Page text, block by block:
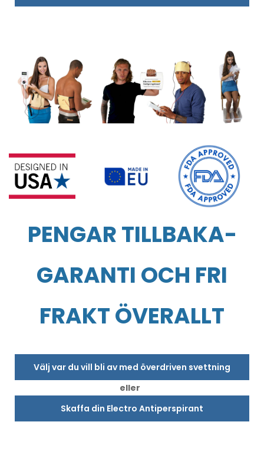
PENGAR TILLBAKA-
GARANTI OCH FRI
FRAKT ÖVERALLT
Välj var du vill bli av med överdriven svettning
eller
Skaffa din Electro Antiperspirant